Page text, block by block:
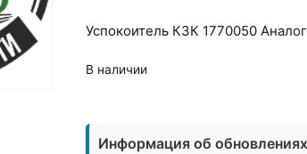
Успокоитель КЗК 1770050
В наличии
товара
Успокоитель
Информация об